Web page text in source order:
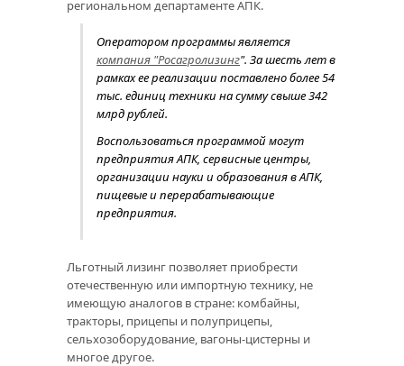
региональном департаменте АПК.
Оператором программы является
компания "Росагролизинг". За шесть лет в
рамках ее реализации поставлено более 54
тыс. единиц техники на сумму свыше 342
млрд рублей.
⁣Воспользоваться программой могут
предприятия АПК, сервисные центры,
организации науки и образования в АПК,
пищевые и перерабатывающие
предприятия.
⁣Льготный лизинг позволяет приобрести
отечественную или импортную технику, не
имеющую аналогов в стране: комбайны,
тракторы, прицепы и полуприцепы,
сельхозоборудование, вагоны-цистерны и
многое другое.